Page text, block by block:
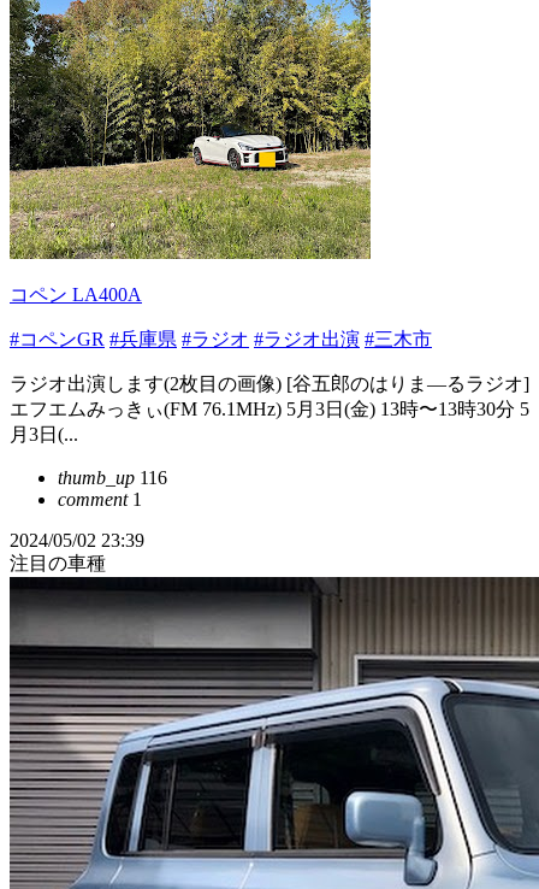
コペン LA400A
#コペンGR #兵庫県 #ラジオ #ラジオ出演 #三木市
ラジオ出演します(2枚目の画像) [谷五郎のはりま—るラジオ]
エフエムみっきぃ(FM 76.1MHz) 5月3日(金) 13時〜13時30分 5
月3日(...
thumb_up 116
comment1
2024/05/02 23:39
注目の車種